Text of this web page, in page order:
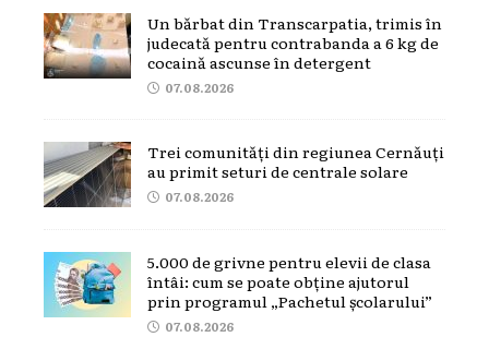
Un bărbat din Transcarpatia, trimis în
judecată pentru contrabanda a 6 kg de
cocaină ascunse în detergent
07.08.2026
Trei comunități din regiunea Cernăuți
au primit seturi de centrale solare
07.08.2026
5.000 de grivne pentru elevii de clasa
întâi: cum se poate obține ajutorul
prin programul „Pachetul școlarului”
07.08.2026